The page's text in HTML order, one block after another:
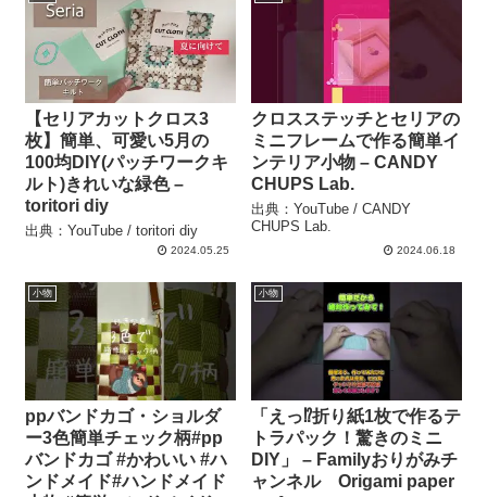
【セリアカットクロス3
枚】簡単、可愛い5月の
100均DIY(パッチワークキ
ルト)きれいな緑色 –
toritori diy
出典：YouTube / toritori diy
2024.05.25
クロスステッチとセリアの
ミニフレームで作る簡単イ
ンテリア小物 – CANDY
CHUPS Lab.
出典：YouTube / CANDY
CHUPS Lab.
2024.06.18
小物
ppバンドカゴ・ショルダ
ー3色簡単チェック柄#pp
バンドカゴ #かわいい #ハ
ンドメイド#ハンドメイド
小物
「えっ⁉️折り紙1枚で作るテ
トラパック！驚きのミニ
DIY」 – Familyおりがみチ
ャンネル Origami paper